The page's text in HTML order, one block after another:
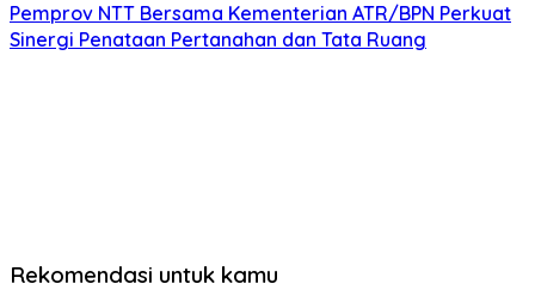
Pemprov NTT Bersama Kementerian ATR/BPN Perkuat
Sinergi Penataan Pertanahan dan Tata Ruang
Rekomendasi untuk kamu